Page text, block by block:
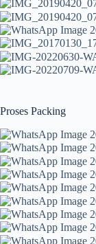
Proses Packing